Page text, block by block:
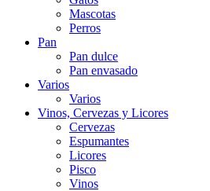
Mascotas
Perros
Pan
Pan dulce
Pan envasado
Varios
Varios
Vinos, Cervezas y Licores
Cervezas
Espumantes
Licores
Pisco
Vinos